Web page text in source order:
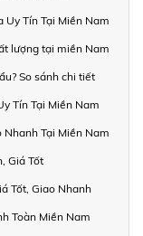
Uy Tín Tại Miền Nam
lượng tại miền Nam
So sánh chi tiết
Tín Tại Miền Nam
Nhanh Tại Miền Nam
Giá Tốt
Tốt, Giao Nhanh
Toàn Miền Nam